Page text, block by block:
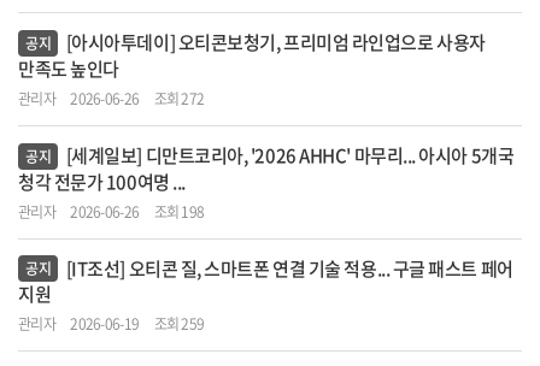
공지
[아시아투데이] 오티콘보청기, 프리미엄 라인업으로 사용자
만족도 높인다
관리자 2026-06-26 조회 272
공지
[세계일보] 디만트코리아, '2026 AHHC' 마무리... 아시아 5개국
청각 전문가 100여명 ...
관리자 2026-06-26 조회 198
공지
[IT조선] 오티콘 질, 스마트폰 연결 기술 적용... 구글 패스트 페어
지원
관리자 2026-06-19 조회 259